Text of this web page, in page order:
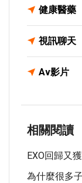
健康醫藥
視訊聊天
Av影片
相關閱讀
EXO回歸又
為什麼很多